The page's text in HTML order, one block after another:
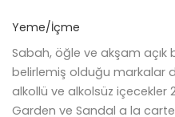
Yeme/İçme
Sabah, öğle ve akşam açık
belirlemiş olduğu markalar
alkollü ve alkolsüz içecekler
Garden ve Sandal a la